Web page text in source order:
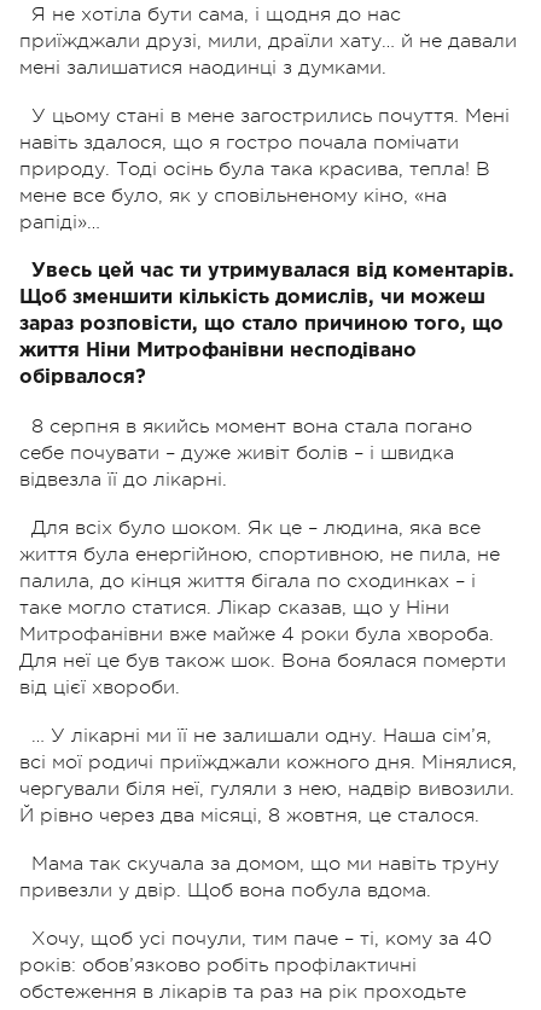
Я не хотіла бути сама, і щодня до нас
приїжджали друзі, мили, драїли хату… й не давали
мені залишатися наодинці з думками.
У цьому стані в мене загострились почуття. Мені
навіть здалося, що я гостро почала помічати
природу. Тоді осінь була така красива, тепла! В
мене все було, як у сповільненому кіно, «на
рапіді»…
Увесь цей час ти утримувалася від коментарів.
Щоб зменшити кількість домислів, чи можеш
зараз розповісти, що стало причиною того, що
життя Ніни Митрофанівни несподівано
обірвалося?
8 серпня в якийсь момент вона стала погано
себе почувати – дуже живіт болів – і швидка
відвезла її до лікарні.
Для всіх було шоком. Як це – людина, яка все
життя була енергійною, спортивною, не пила, не
палила, до кінця життя бігала по сходинках – і
таке могло статися. Лікар сказав, що у Ніни
Митрофанівни вже майже 4 роки була хвороба.
Для неї це був також шок. Вона боялася померти
від цієї хвороби.
… У лікарні ми її не залишали одну. Наша сім’я,
всі мої родичі приїжджали кожного дня. Мінялися,
чергували біля неї, гуляли з нею, надвір вивозили.
Й рівно через два місяці, 8 жовтня, це сталося.
Мама так скучала за домом, що ми навіть труну
привезли у двір. Щоб вона побула вдома.
Хочу, щоб усі почули, тим паче – ті, кому за 40
років: обов’язково робіть профілактичні
обстеження в лікарів та раз на рік проходьте